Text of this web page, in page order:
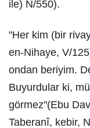
ile) N/550).
"Her kim (bir
en-Nihaye, V/
ondan beriyim.
Buyurdular ki,
görmez"(Ebu
Taberanî, kebir,